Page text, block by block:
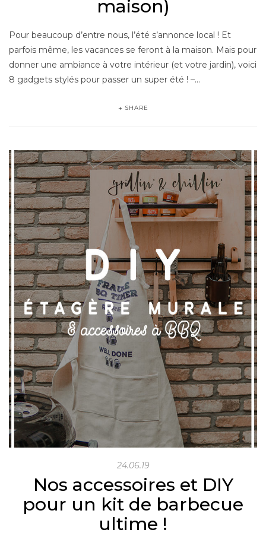
maison)
Pour beaucoup d’entre nous, l’été s’annonce local ! Et
parfois même, les vacances se feront à la maison. Mais pour
donner une ambiance à votre intérieur (et votre jardin), voici
8 gadgets stylés pour passer un super été ! –…
SHARE
24.06.19
Nos accessoires et DIY
pour un kit de barbecue
ultime !